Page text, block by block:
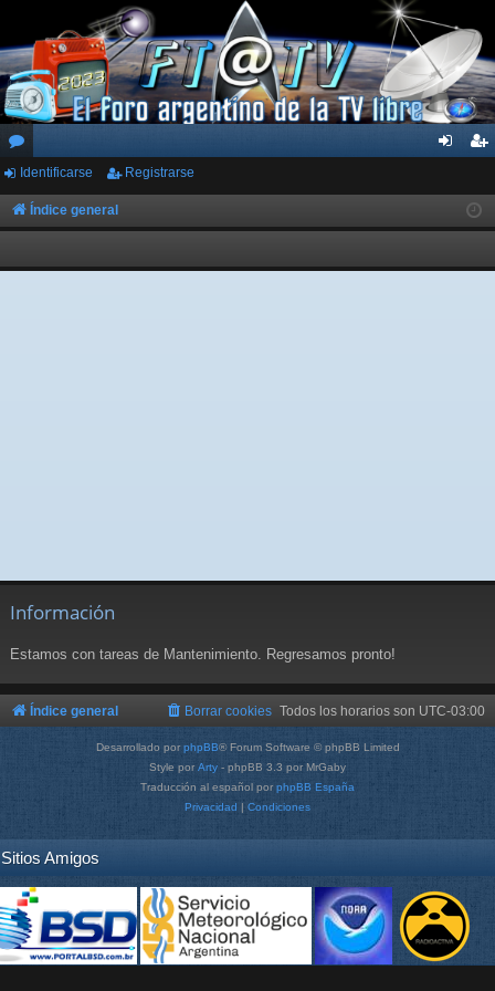
or
os
ar
ist
rs
Identificarse Registrarse
Índice general
Información
Estamos con tareas de Mantenimiento. Regresamos pronto!
Índice general Todos los horarios son UTC-03:00
Borrar cookies
Desarrollado por phpBB® Forum Software © phpBB Limited
Style por Arty - phpBB 3.3 por MrGaby
Traducción al español por phpBB España
Privacidad | Condiciones
Sitios Amigos